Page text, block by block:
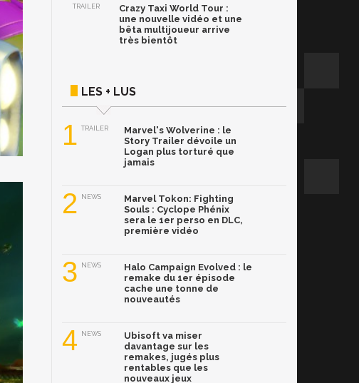
TRAILER
Crazy Taxi World Tour :
une nouvelle vidéo et une
bêta multijoueur arrive
très bientôt
LES + LUS
1 TRAILER
Marvel's Wolverine : le
Story Trailer dévoile un
Logan plus torturé que
jamais
2 NEWS
Marvel Tokon: Fighting
Souls : Cyclope Phénix
sera le 1er perso en DLC,
première vidéo
3 NEWS
Halo Campaign Evolved : le
remake du 1er épisode
cache une tonne de
nouveautés
4 NEWS
Ubisoft va miser
davantage sur les
remakes, jugés plus
rentables que les
nouveaux jeux